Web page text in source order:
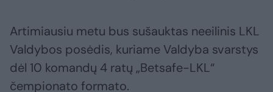
Artimiausiu metu bus sušauktas neeilinis LKL
Valdybos posėdis, kuriame Valdyba svarstys
dėl 10 komandų 4 ratų „Betsafe-LKL“
čempionato formato.